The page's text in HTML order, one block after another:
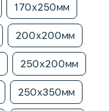
170х250мм
200х200мм
250х200мм
250х350мм